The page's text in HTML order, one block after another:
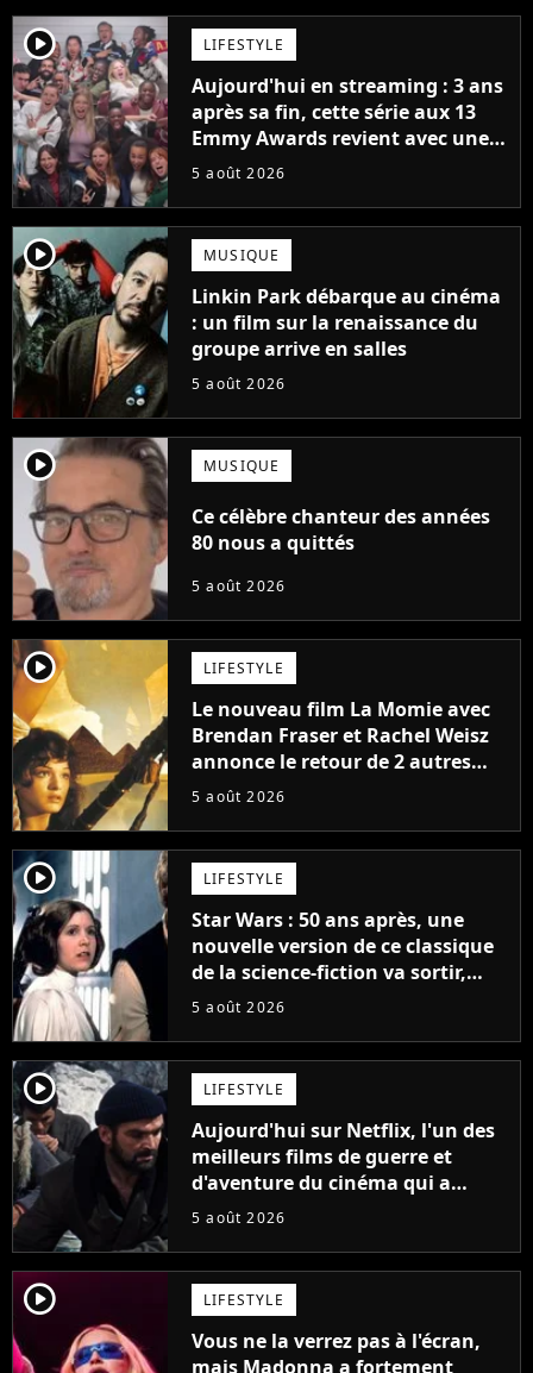
player2 LIFESTYLE
Aujourd'hui en streaming : 3 ans
après sa fin, cette série aux 13
Emmy Awards revient avec une
suite... totalement différente
5 août 2026
player2 MUSIQUE
Linkin Park débarque au cinéma
: un film sur la renaissance du
groupe arrive en salles
5 août 2026
player2 MUSIQUE
Ce célèbre chanteur des années
80 nous a quittés
5 août 2026
player2 LIFESTYLE
Le nouveau film La Momie avec
Brendan Fraser et Rachel Weisz
annonce le retour de 2 autres
personnages emblématiques de
5 août 2026
player2 LIFESTYLE
Star Wars : 50 ans après, une
nouvelle version de ce classique
de la science-fiction va sortir,
mais on ne la verra jamais en
5 août 2026
player2 LIFESTYLE
Aujourd'hui sur Netflix, l'un des
meilleurs films de guerre et
d'aventure du cinéma qui a
connu un succès retentissant à
5 août 2026
player2 LIFESTYLE
Vous ne la verrez pas à l'écran,
mais Madonna a fortement